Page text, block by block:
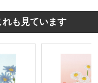
も見ています